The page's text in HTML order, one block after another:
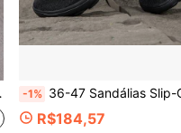
-1% 36-47 Sandálias Slip-On Pretas Unissex, Chinelos Respiráveis de Malha para o Verão, Sandálias Slip-On Confortáveis para
R$184,57